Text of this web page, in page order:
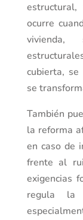
ocurre
cubierta, se
se
También
la reforma
en caso de
frente al
exigencias
regula la